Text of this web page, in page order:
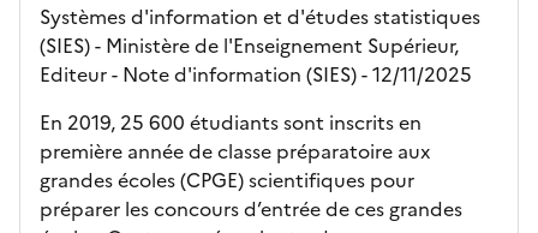
Systèmes d'information et d'études statistiques
(SIES) - Ministère de l'Enseignement Supérieur,
Editeur- Note d'information (SIES)- 12/11/2025
En 2019, 25 600 étudiants sont inscrits en
première année de classe préparatoire aux
grandes écoles (CPGE) scientifiques pour
préparer les concours d’entrée de ces grandes